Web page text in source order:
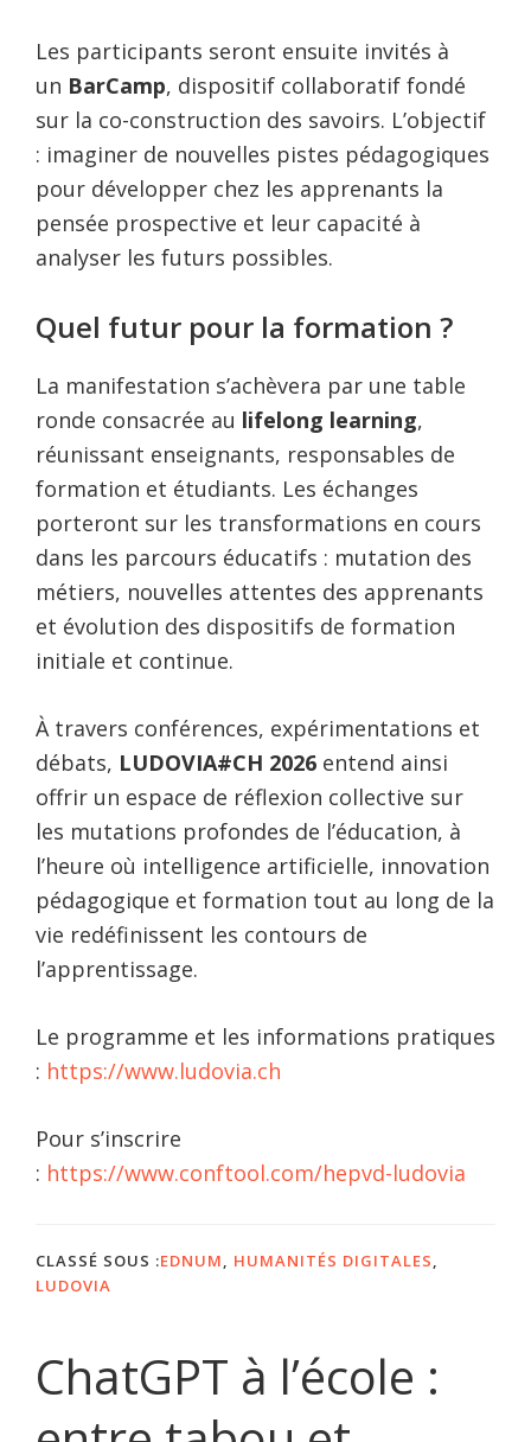
Les participants seront ensuite invités à
un BarCamp, dispositif collaboratif fondé
sur la co-construction des savoirs. L’objectif
: imaginer de nouvelles pistes pédagogiques
pour développer chez les apprenants la
pensée prospective et leur capacité à
analyser les futurs possibles.
Quel futur pour la formation ?
La manifestation s’achèvera par une table
ronde consacrée au lifelong learning,
réunissant enseignants, responsables de
formation et étudiants. Les échanges
porteront sur les transformations en cours
dans les parcours éducatifs : mutation des
métiers, nouvelles attentes des apprenants
et évolution des dispositifs de formation
initiale et continue.
À travers conférences, expérimentations et
débats, LUDOVIA#CH 2026 entend ainsi
offrir un espace de réflexion collective sur
les mutations profondes de l’éducation, à
l’heure où intelligence artificielle, innovation
pédagogique et formation tout au long de la
vie redéfinissent les contours de
l’apprentissage.
Le programme et les informations pratiques
: https://www.ludovia.ch
Pour s’inscrire
: https://www.conftool.com/hepvd-ludovia
CLASSÉ SOUS :EDNUM, HUMANITÉS DIGITALES,
LUDOVIA
ChatGPT à l’école :